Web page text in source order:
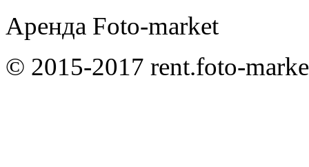
Аренда Foto-market
© 2015-2017 rent.foto-